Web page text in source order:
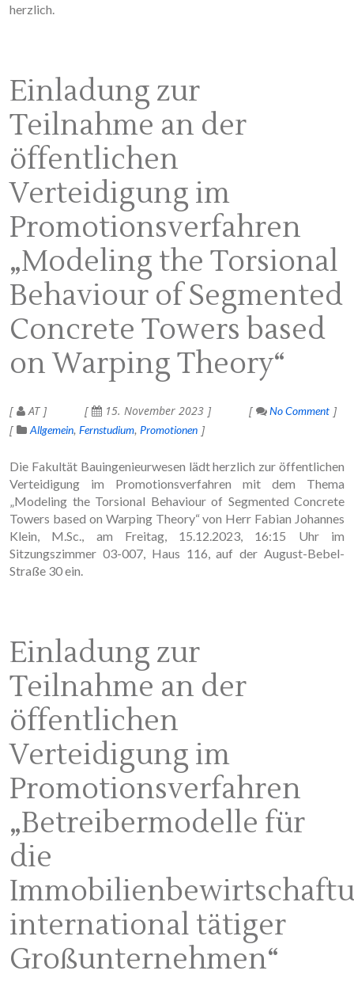
herzlich.
Einladung zur
Teilnahme an der
öffentlichen
Verteidigung im
Promotionsverfahren
„Modeling the Torsional
Behaviour of Segmented
Concrete Towers based
on Warping Theory“
AT 15. November 2023
No Comment
Allgemein Fernstudium Promotionen
Die Fakultät Bauingenieurwesen lädt herzlich zur öffentlichen
Verteidigung im Promotionsverfahren mit dem Thema
„Modeling the Torsional Behaviour of Segmented Concrete
Towers based on Warping Theory“ von Herr Fabian Johannes
Klein, M.Sc., am Freitag, 15.12.2023, 16:15 Uhr im
Sitzungszimmer 03-007, Haus 116, auf der August-Bebel-
Straße 30 ein.
Einladung zur
Teilnahme an der
öffentlichen
Verteidigung im
Promotionsverfahren
„Betreibermodelle für
die
international tätiger
Großunternehmen“